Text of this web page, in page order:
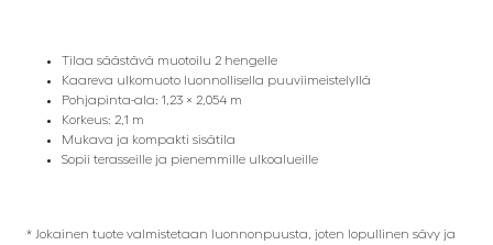
Tilaa säästävä muotoilu 2 hengelle
Kaareva ulkomuoto luonnollisella puuviimeistelyllä
Pohjapinta-ala: 1,23 × 2,054 m
Korkeus: 2,1 m
Mukava ja kompakti sisätila
Sopii terasseille ja pienemmille ulkoalueille
* Jokainen tuote valmistetaan luonnonpuusta, joten lopullinen sävy ja